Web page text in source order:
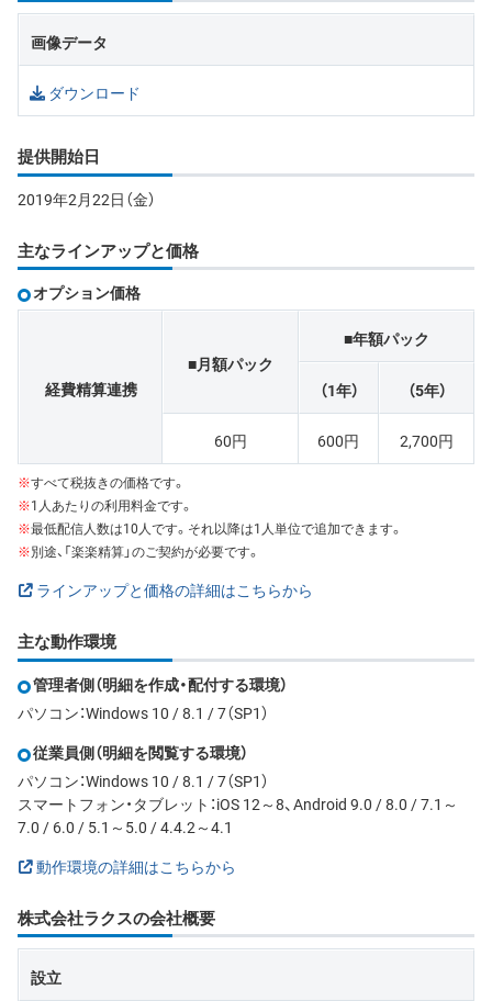
画像データ
ダウンロード
提供開始日
2019年2月22日（金）
主なラインアップと価格
オプション価格
経費精算連携
■月額パック
■年額パック
（1年） （5年）
60円 600円 2,700円
※すべて税抜きの価格です。
※1人あたりの利用料金です。
※最低配信人数は10人です。それ以降は1人単位で追加できます。
※別途、「楽楽精算」のご契約が必要です。
ラインアップと価格の詳細はこちらから
主な動作環境
管理者側（明細を作成・配付する環境）
パソコン：Windows 10 / 8.1 / 7（SP1）
従業員側（明細を閲覧する環境）
パソコン：Windows 10 / 8.1 / 7（SP1）
スマートフォン・タブレット：iOS 12～8、Android 9.0 / 8.0 / 7.1～
7.0 / 6.0 / 5.1～5.0 / 4.4.2～4.1
動作環境の詳細はこちらから
株式会社ラクスの会社概要
設立